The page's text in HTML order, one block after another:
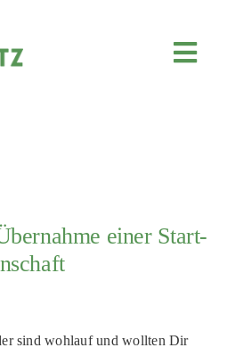
einer Start-
sind wohlauf und wollten Dir